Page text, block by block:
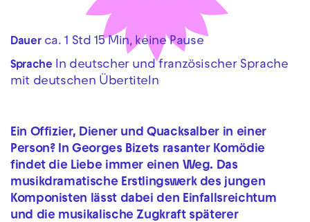
Dauer ca. 1 Std 15 Min, keine Pause
Sprache In deutscher und französischer Sprache
mit deutschen Übertiteln
Ein Offizier, Diener und Quacksalber in einer
Person? In Georges Bizets rasanter Komödie
findet die Liebe immer einen Weg. Das
musikdramatische Erstlingswerk des jungen
Komponisten lässt dabei den Einfallsreichtum
und die musikalische Zugkraft späterer